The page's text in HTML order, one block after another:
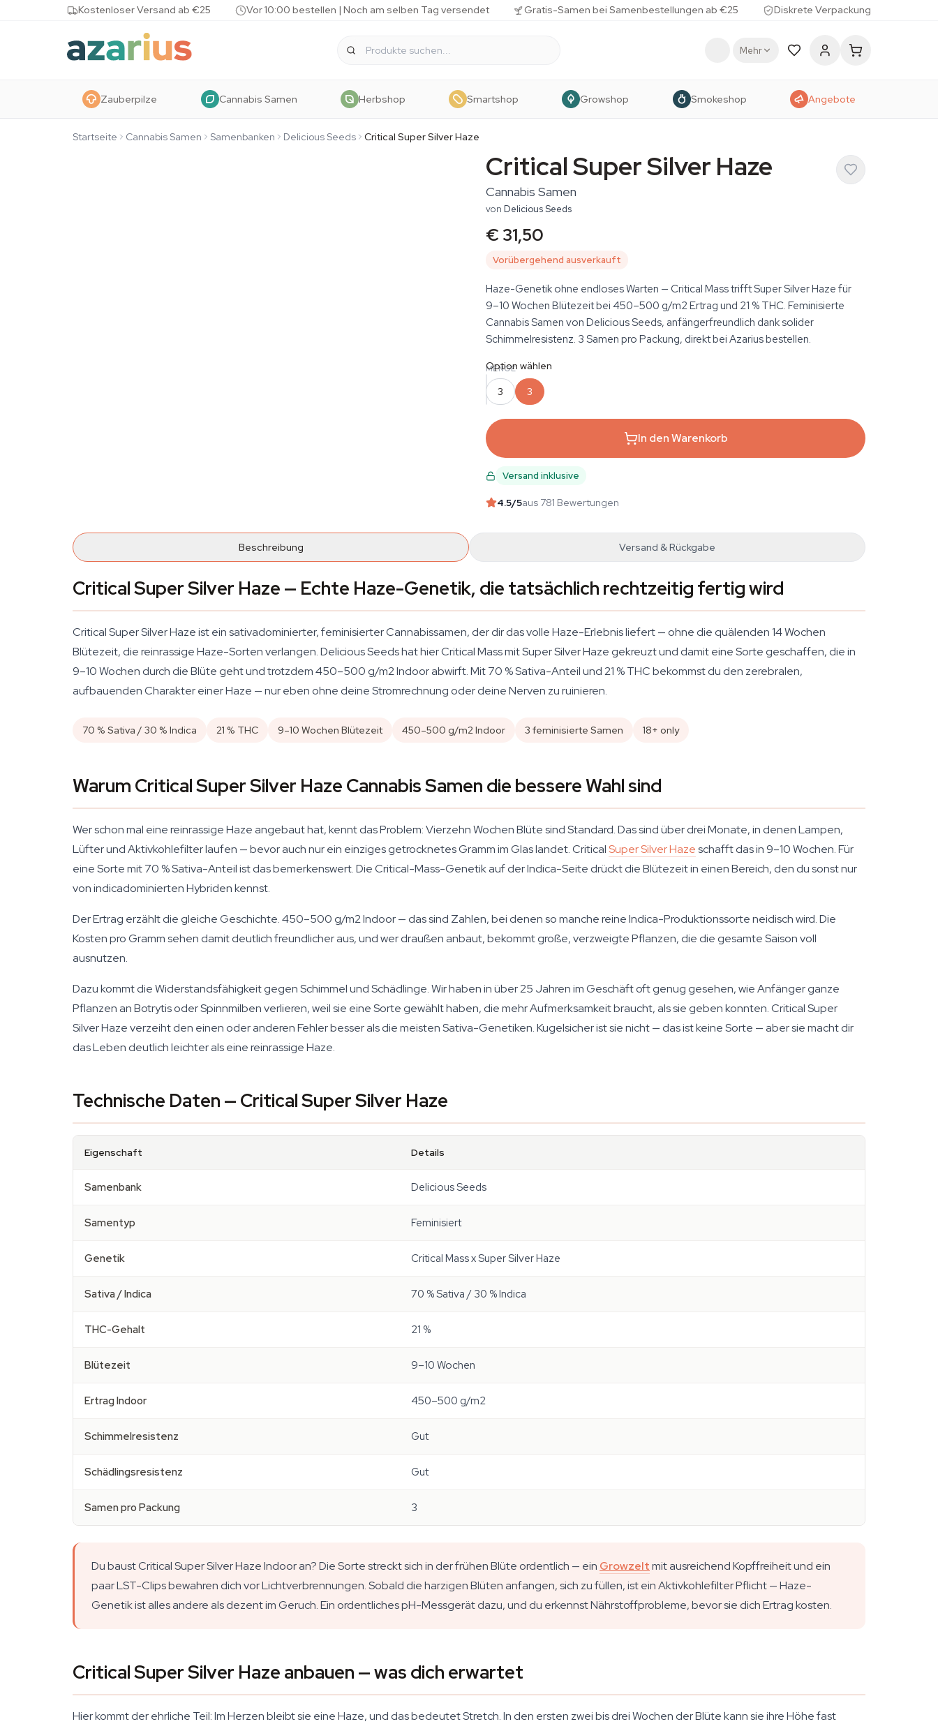
Skip to contentKostenloser Versand ab €25 Vor 10:00 bestellen | Noch am selben Tag versendet Gratis-Samen bei Samenbestellungen ab €25 Diskrete Verpackung
Mehr
Zauberpilze Cannabis Samen Herbshop Smartshop Growshop Smokeshop Angebote
Startseite Cannabis Samen Samenbanken Delicious Seeds Critical Super Silver Haze
Critical Super Silver Haze
Cannabis Samen
von Delicious Seeds
€ 31,50
Vorübergehend ausverkauft
Haze-Genetik ohne endloses Warten — Critical Mass trifft Super Silver Haze für
9–10 Wochen Blütezeit bei 450–500 g/m2 Ertrag und 21 % THC. Feminisierte
Cannabis Samen von Delicious Seeds, anfängerfreundlich dank solider
Schimmelresistenz. 3 Samen pro Packung, direkt bei Azarius bestellen.
MENGE
Option wählen
3 3
In den Warenkorb
Versand inklusive
4.5/5aus 781 Bewertungen
Beschreibung Versand & Rückgabe
Critical Super Silver Haze — Echte Haze-Genetik, die tatsächlich rechtzeitig fertig wird
Critical Super Silver Haze ist ein sativadominierter, feminisierter Cannabissamen, der dir das volle Haze-Erlebnis liefert — ohne die quälenden 14 Wochen
Blütezeit, die reinrassige Haze-Sorten verlangen. Delicious Seeds hat hier Critical Mass mit Super Silver Haze gekreuzt und damit eine Sorte geschaffen, die in
9–10 Wochen durch die Blüte geht und trotzdem 450–500 g/m2 Indoor abwirft. Mit 70 % Sativa-Anteil und 21 % THC bekommst du den zerebralen,
aufbauenden Charakter einer Haze — nur eben ohne deine Stromrechnung oder deine Nerven zu ruinieren.
70 % Sativa / 30 % Indica 21 % THC 9–10 Wochen Blütezeit 450–500 g/m2 Indoor 3 feminisierte Samen 18+ only
Warum Critical Super Silver Haze Cannabis Samen die bessere Wahl sind
Wer schon mal eine reinrassige Haze angebaut hat, kennt das Problem: Vierzehn Wochen Blüte sind Standard. Das sind über drei Monate, in denen Lampen,
Lüfter und Aktivkohlefilter laufen — bevor auch nur ein einziges getrocknetes Gramm im Glas landet. CriticalSuper Silver Hazeschafft das in 9–10 Wochen. Für
eine Sorte mit 70 % Sativa-Anteil ist das bemerkenswert. Die Critical-Mass-Genetik auf der Indica-Seite drückt die Blütezeit in einen Bereich, den du sonst nur
von indicadominierten Hybriden kennst.
Der Ertrag erzählt die gleiche Geschichte. 450–500 g/m2 Indoor — das sind Zahlen, bei denen so manche reine Indica-Produktionssorte neidisch wird. Die
Kosten pro Gramm sehen damit deutlich freundlicher aus, und wer draußen anbaut, bekommt große, verzweigte Pflanzen, die die gesamte Saison voll
ausnutzen.
Dazu kommt die Widerstandsfähigkeit gegen Schimmel und Schädlinge. Wir haben in über 25 Jahren im Geschäft oft genug gesehen, wie Anfänger ganze
Pflanzen an Botrytis oder Spinnmilben verlieren, weil sie eine Sorte gewählt haben, die mehr Aufmerksamkeit braucht, als sie geben konnten. Critical Super
Silver Haze verzeiht den einen oder anderen Fehler besser als die meisten Sativa-Genetiken. Kugelsicher ist sie nicht — das ist keine Sorte — aber sie macht dir
das Leben deutlich leichter als eine reinrassige Haze.
Technische Daten — Critical Super Silver Haze
Eigenschaft Details
Samenbank Delicious Seeds
Samentyp Feminisiert
Genetik Critical Mass x Super Silver Haze
Sativa / Indica 70 % Sativa / 30 % Indica
THC-Gehalt 21 %
Blütezeit 9–10 Wochen
Ertrag Indoor 450–500 g/m2
Schimmelresistenz Gut
Schädlingsresistenz Gut
Samen pro Packung 3
Du baust Critical Super Silver Haze Indoor an? Die Sorte streckt sich in der frühen Blüte ordentlich — ein Growzeltmit ausreichend Kopffreiheit und ein
paar LST-Clips bewahren dich vor Lichtverbrennungen. Sobald die harzigen Blüten anfangen, sich zu füllen, ist ein Aktivkohlefilter Pflicht — Haze-
Genetik ist alles andere als dezent im Geruch. Ein ordentliches pH-Messgerät dazu, und du erkennst Nährstoffprobleme, bevor sie dich Ertrag kosten.
Critical Super Silver Haze anbauen — was dich erwartet
Hier kommt der ehrliche Teil: Im Herzen bleibt sie eine Haze, und das bedeutet Stretch. In den ersten zwei bis drei Wochen der Blüte kann sie ihre Höhe fast